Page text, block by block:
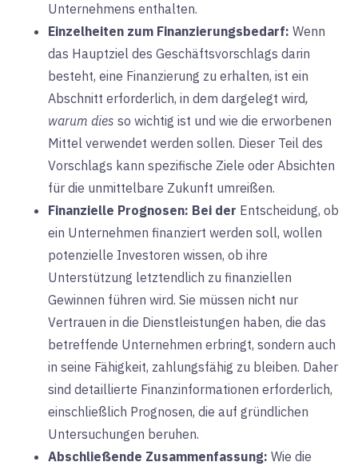
Unternehmens enthalten.
Einzelheiten zum Finanzierungsbedarf: Wenn
das Hauptziel des Geschäftsvorschlags darin
besteht, eine Finanzierung zu erhalten, ist ein
Abschnitt erforderlich, in dem dargelegt wird,
warum dies so wichtig ist und wie die erworbenen
Mittel verwendet werden sollen. Dieser Teil des
Vorschlags kann spezifische Ziele oder Absichten
für die unmittelbare Zukunft umreißen.
Finanzielle Prognosen: Bei der Entscheidung, ob
ein Unternehmen finanziert werden soll, wollen
potenzielle Investoren wissen, ob ihre
Unterstützung letztendlich zu finanziellen
Gewinnen führen wird. Sie müssen nicht nur
Vertrauen in die Dienstleistungen haben, die das
betreffende Unternehmen erbringt, sondern auch
in seine Fähigkeit, zahlungsfähig zu bleiben. Daher
sind detaillierte Finanzinformationen erforderlich,
einschließlich Prognosen, die auf gründlichen
Untersuchungen beruhen.
Abschließende Zusammenfassung: Wie die